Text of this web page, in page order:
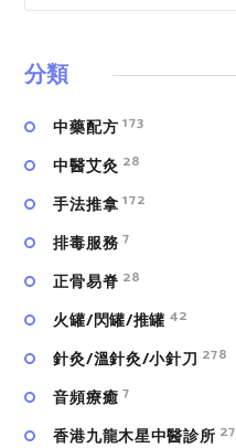
分類
中藥配方 173
中醫艾灸 28
手法推拿 172
排毒服務 7
正骨易脊 28
火罐/閃罐/推罐 42
針灸/溫針灸/小針刀 278
⾳頻療癒 7
香港九龍木星中醫診所 27